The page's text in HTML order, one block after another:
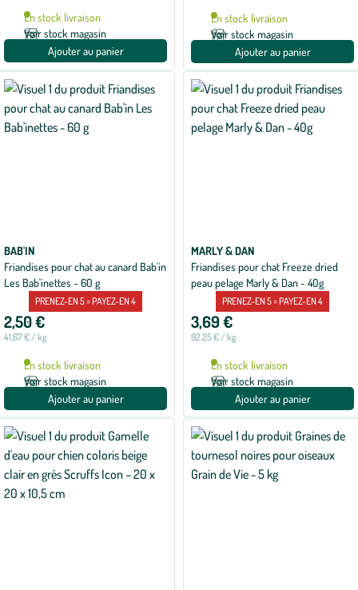
En stock livraison
Voir stock magasin
Ajouter au panier
En stock livraison
Voir stock magasin
Ajouter au panier
BAB'IN
Friandises pour chat au canard Bab'in
Les Bab'inettes - 60 g
PRENEZ-EN 5 = PAYEZ-EN 4
2,50 €
41,67 € / kg
En stock livraison
Voir stock magasin
Ajouter au panier
MARLY & DAN
Friandises pour chat Freeze dried
peau pelage Marly & Dan - 40g
PRENEZ-EN 5 = PAYEZ-EN 4
3,69 €
92,25 € / kg
En stock livraison
Voir stock magasin
Ajouter au panier